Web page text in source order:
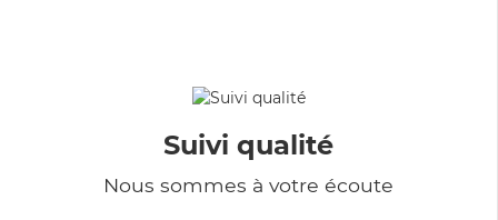
Suivi qualité
Nous sommes à votre écoute